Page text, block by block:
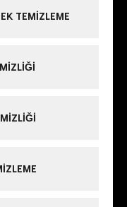
TEMIZLEME